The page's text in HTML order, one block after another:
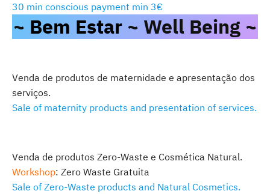
30 min conscious payment min 3€
~ Bem Estar ~ Well Being ~
Venda de produtos de maternidade e apresentação dos
serviços.
Sale of maternity products and presentation of services.
Venda de produtos Zero-Waste e Cosmética Natural.
Workshop: Zero Waste Gratuita
Sale of Zero-Waste products and Natural Cosmetics.